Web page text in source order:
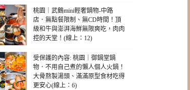
桃園｜武鶴mini輕奢鍋物-中路
店．無點餐限制、無CD時間！頂
級和牛與澎湃海鮮無限爽吃，肉肉
控的天堂！(線上：12)
受保護的內容: 桃園｜御鍋堂鍋
物．不用自己煮的懶人個人火鍋！
大骨熬製湯頭、滿滿原型食材吃得
更安心(線上：6)